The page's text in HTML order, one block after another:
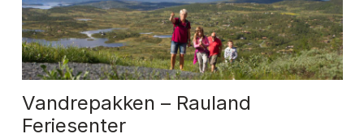
Vandrepakken – Rauland
Feriesenter